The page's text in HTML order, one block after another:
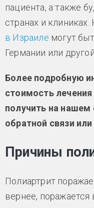
пациента, а также
странах и клиниках.
в Израиле могут
Германии или
Более подробную
стоимость
получить на нашем
обратной связи
Причины
Полиартрит
вернее, поражается